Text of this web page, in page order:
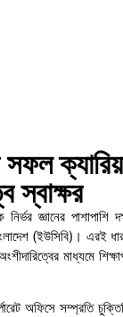
সফল
স্বাক্ষর
নির্ভর জ্ঞানের
(ইউসিবি)। এরই
মাধ্যমে
অফিসে সম্প্রতি